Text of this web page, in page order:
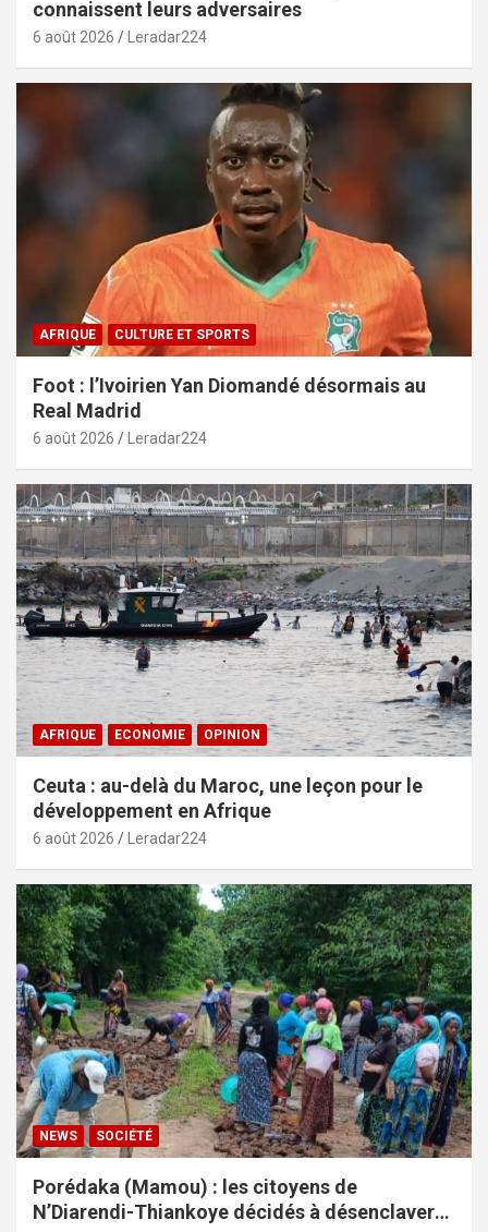
connaissent leurs adversaires
6 août 2026 Leradar224
AFRIQUE CULTURE ET SPORTS
Foot : l’Ivoirien Yan Diomandé désormais au
Real Madrid
6 août 2026 Leradar224
AFRIQUE ECONOMIE OPINION
Ceuta : au-delà du Maroc, une leçon pour le
développement en Afrique
6 août 2026 Leradar224
NEWS SOCIÉTÉ
Porédaka (Mamou) : les citoyens de
N’Diarendi-Thiankoye décidés à désenclaver